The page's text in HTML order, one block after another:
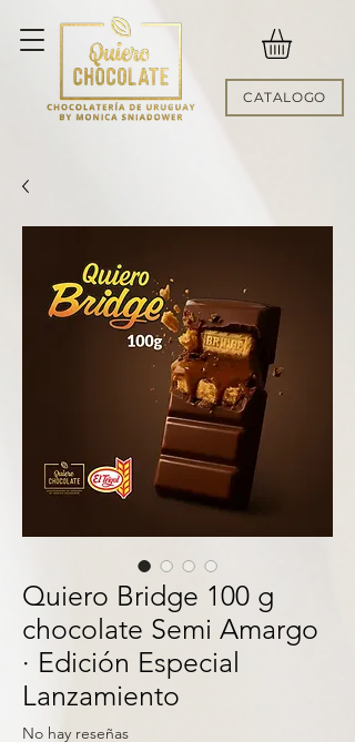
CATALOGO
Quiero Bridge 100 g
chocolate Semi Amargo
· Edición Especial
Lanzamiento
No hay reseñas